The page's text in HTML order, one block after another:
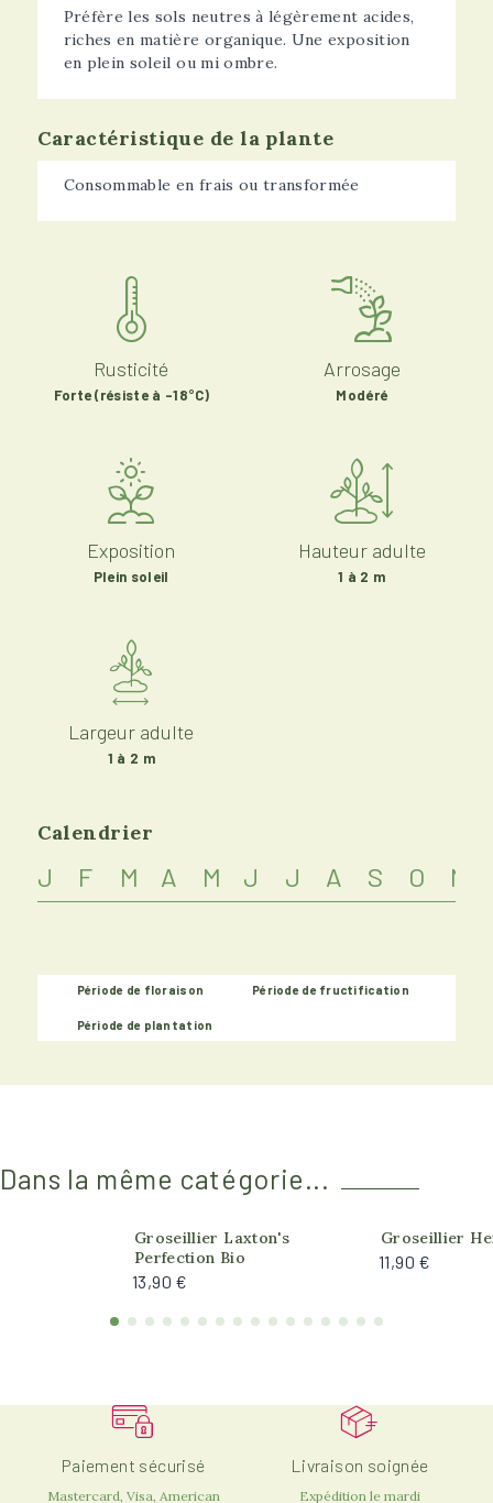
Préfère les sols neutres à légèrement acides,
riches en matière organique. Une exposition
en plein soleil ou mi ombre.
Caractéristique de la plante
Consommable en frais ou transformée
Hauteur adulte
1 à 2 m
Largeur adulte
1 à 2 m
Rusticité
Forte (résiste à -18°C)
Arrosage
Modéré
Exposition
Plein soleil
Calendrier
J F M A M J J A S O N
Période de floraison Période de fructification
Période de plantation
Dans la même catégorie...
Groseillier Laxton's
Perfection Bio
13,90 €
Groseillier
11,90 €
Paiement sécurisé
Mastercard, Visa, American
Livraison soignée
Expédition le mardi